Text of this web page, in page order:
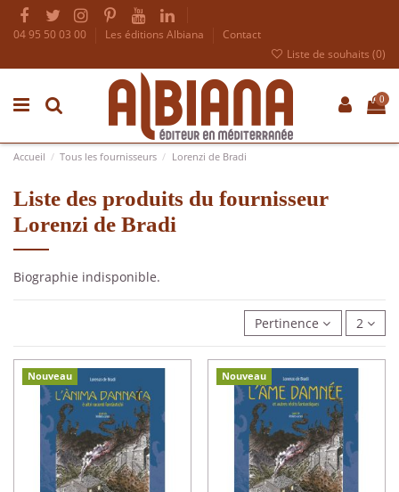
04 95 50 03 00 Les éditions Albiana
Contact
Liste de souhaits (0)
0
Accueil Tous les fournisseurs Lorenzi de Bradi
Liste des produits du fournisseur
Lorenzi de Bradi
Biographie indisponible.
Pertinence 2
Nouveau Nouveau